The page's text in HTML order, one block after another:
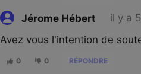
Jérome Hébert
il y a
Avez vous l'intention de
0 0 RÉPONDRE